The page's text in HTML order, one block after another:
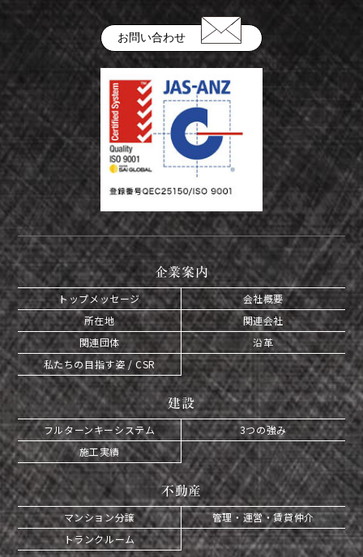
学生の皆さまへ
会社の特徴
建設部門の協力会社のみなさまへ
（請求書関係はコチラ）
金属製品部門(埼玉金属工場)
（請求書用紙ダウンロードはコチラ）
会社案内ダウンロード（PDF）
お問い合わせ
企業案内
トップメッセージ
会社概要
所在地
関連会社
関連団体
沿革
私たちの目指す姿 / CSR
建設
フルターンキーシステム
3つの強み
施工実績
不動産
マンション分譲
管理・運営・賃貸仲介
トランクルーム